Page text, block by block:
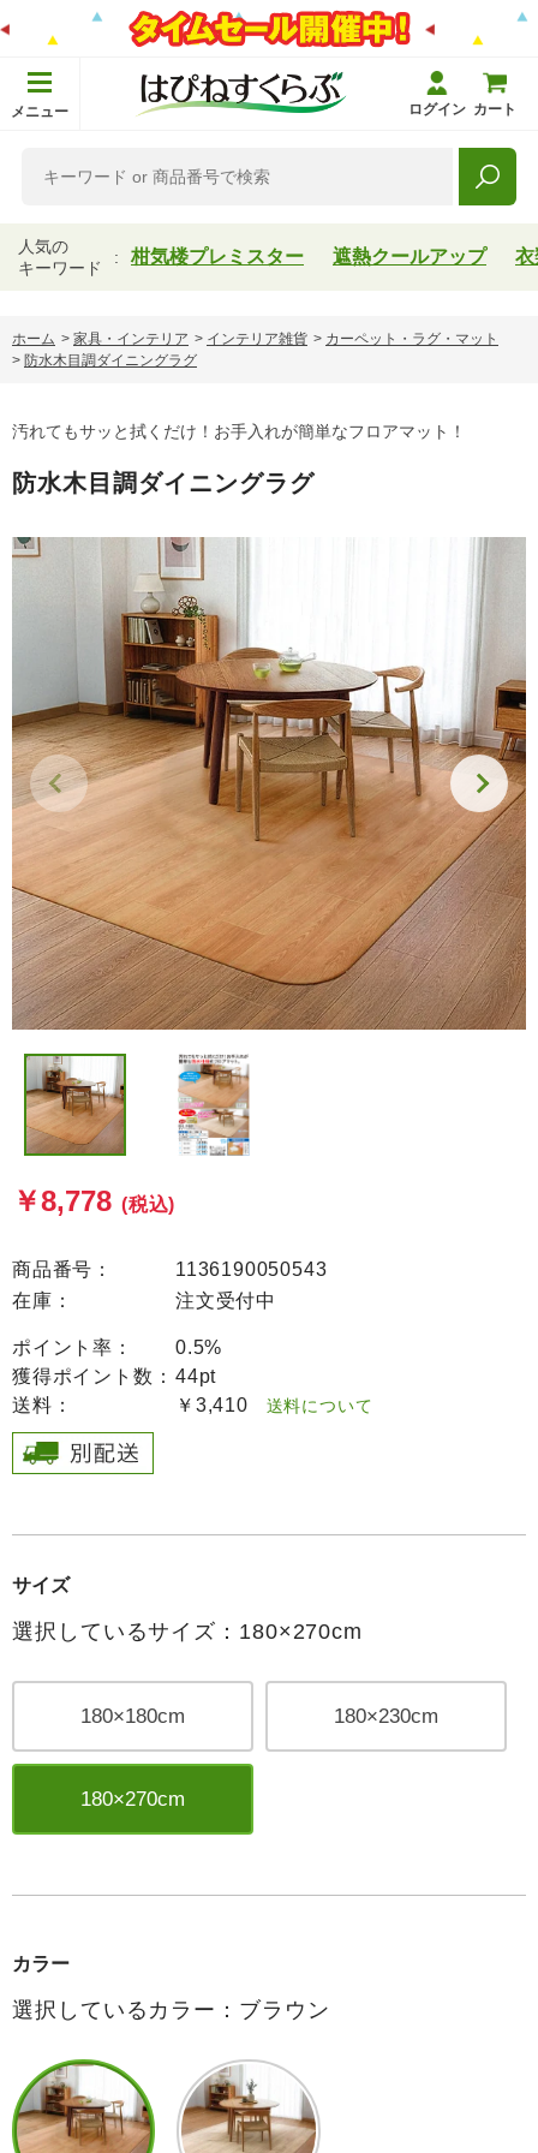
メニュー ログイン カート
人気の
キーワード
柑気楼プレミスター 遮熱クールアップ 衣
ホーム > 家具・インテリア > インテリア雑貨 > カーペット・ラグ・マット
> 防水木目調ダイニングラグ
汚れてもサッと拭くだけ！お手入れが簡単なフロアマット！
防水木目調ダイニングラグ
￥8,778 (税込)
商品番号：
1136190050543
在庫：
注文受付中
ポイント率：
0.5%
獲得ポイント数： 44pt
送料：
￥3,410 送料について
サイズ
選択しているサイズ：180×270cm
180×180cm 180×230cm
180×270cm
カラー
選択しているカラー：ブラウン